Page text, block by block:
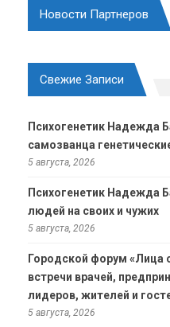
Новости Партнеров
Свежие Записи
Психогенетик Надежда
самозванца
5 августа, 2026
Психогенетик Надежда
людей на своих и чужих
5 августа, 2026
Городской форум «Лица
встречи врачей,
лидеров, жителей и
5 августа, 2026